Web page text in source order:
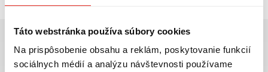
Táto webstránka používa súbory cookies
Na prispôsobenie obsahu a reklám, poskytovanie funkcií
sociálnych médií a analýzu návštevnosti používame